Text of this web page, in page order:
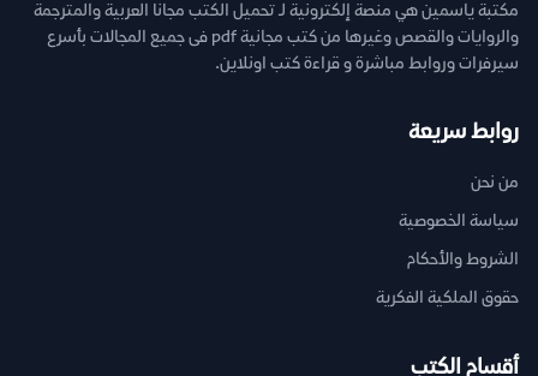
مكتبة ياسمين هي منصة إلكترونية لـ تحميل الكتب مجانا العربية والمترجمة
والروايات والقصص وغيرها من كتب مجانية pdf فى جميع المجالات بأسرع
سيرفرات وروابط مباشرة و قراءة كتب اونلاين.
روابط سريعة
من نحن
سياسة الخصوصية
الشروط والأحكام
حقوق الملكية الفكرية
أقسام الكتب